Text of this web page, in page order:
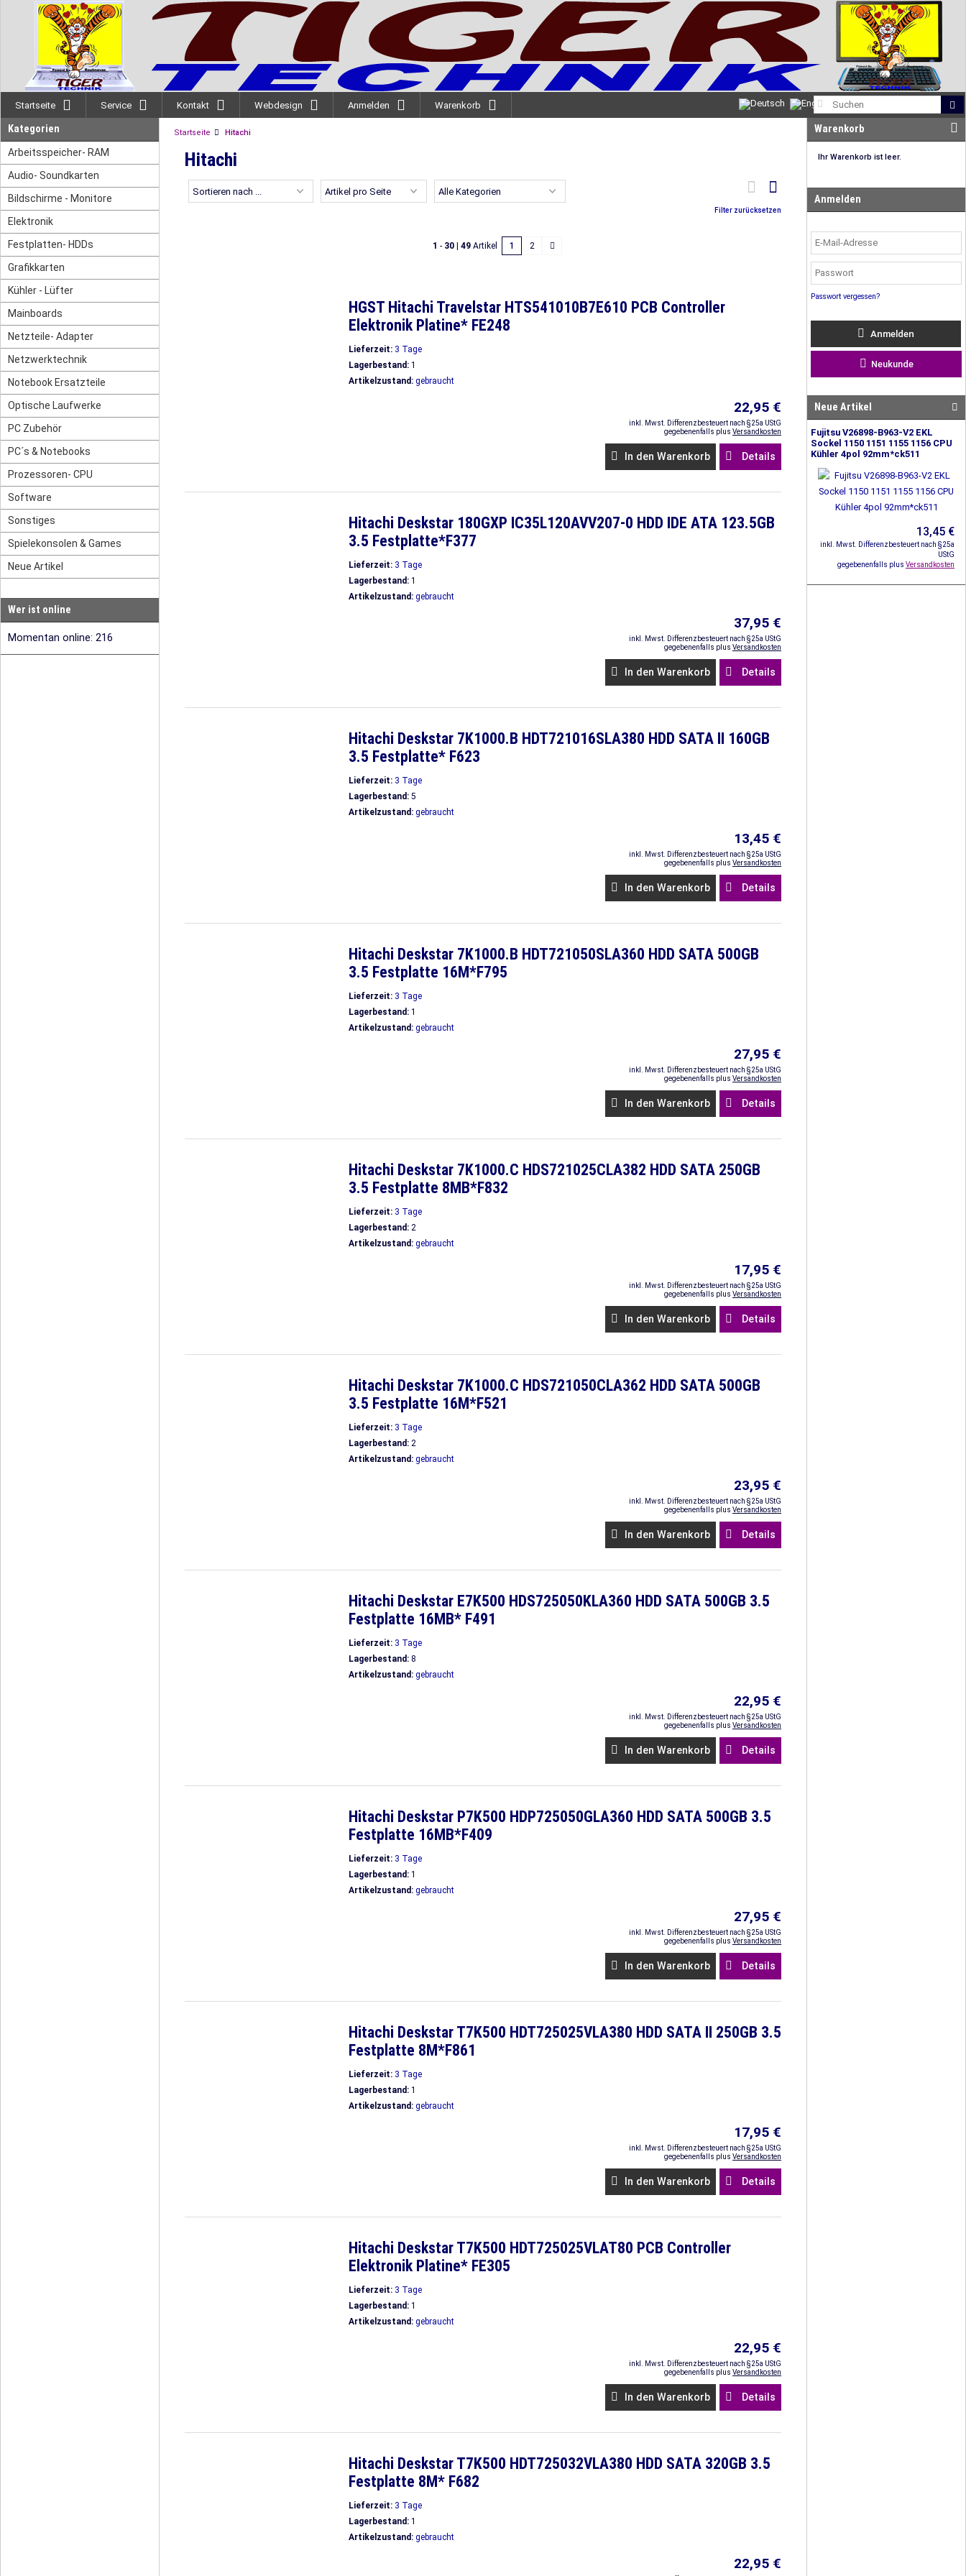
Startseite Service Kontakt Webdesign Anmelden Warenkorb
Kategorien
Arbeitsspeicher- RAM
Audio- Soundkarten
Bildschirme - Monitore
Elektronik
Festplatten- HDDs
Grafikkarten
Kühler - Lüfter
Mainboards
Netzteile- Adapter
Netzwerktechnik
Notebook Ersatzteile
Optische Laufwerke
PC Zubehör
PC´s & Notebooks
Prozessoren- CPU
Software
Sonstiges
Spielekonsolen & Games
Neue Artikel
Wer ist online
Momentan online: 216
Startseite Hitachi
Hitachi
Filter zurücksetzen
1 - 30 49 Artikel 1 2
HGST Hitachi Travelstar HTS541010B7E610 PCB Controller
Elektronik Platine* FE248
Lieferzeit: 3 Tage
Lagerbestand: 1
Artikelzustand: gebraucht
22,95 €
inkl. Mwst. Differenzbesteuert nach §25a UStG
gegebenenfalls plus Versandkosten
In den Warenkorb Details
Hitachi Deskstar 180GXP IC35L120AVV207-0 HDD IDE ATA 123.5GB
3.5 Festplatte*F377
Lieferzeit: 3 Tage
Lagerbestand: 1
Artikelzustand: gebraucht
37,95 €
inkl. Mwst. Differenzbesteuert nach §25a UStG
gegebenenfalls plus Versandkosten
In den Warenkorb Details
Hitachi Deskstar 7K1000.B HDT721016SLA380 HDD SATA II 160GB
3.5 Festplatte* F623
Lieferzeit: 3 Tage
Lagerbestand: 5
Artikelzustand: gebraucht
13,45 €
inkl. Mwst. Differenzbesteuert nach §25a UStG
gegebenenfalls plus Versandkosten
In den Warenkorb Details
Hitachi Deskstar 7K1000.B HDT721050SLA360 HDD SATA 500GB
3.5 Festplatte 16M*F795
Lieferzeit: 3 Tage
Lagerbestand: 1
Artikelzustand: gebraucht
27,95 €
inkl. Mwst. Differenzbesteuert nach §25a UStG
gegebenenfalls plus Versandkosten
In den Warenkorb Details
Hitachi Deskstar 7K1000.C HDS721025CLA382 HDD SATA 250GB
3.5 Festplatte 8MB*F832
Lieferzeit: 3 Tage
Lagerbestand: 2
Artikelzustand: gebraucht
17,95 €
inkl. Mwst. Differenzbesteuert nach §25a UStG
gegebenenfalls plus Versandkosten
In den Warenkorb Details
Hitachi Deskstar 7K1000.C HDS721050CLA362 HDD SATA 500GB
3.5 Festplatte 16M*F521
Lieferzeit: 3 Tage
Lagerbestand: 2
Artikelzustand: gebraucht
23,95 €
inkl. Mwst. Differenzbesteuert nach §25a UStG
gegebenenfalls plus Versandkosten
In den Warenkorb Details
Hitachi Deskstar E7K500 HDS725050KLA360 HDD SATA 500GB 3.5
Festplatte 16MB* F491
Lieferzeit: 3 Tage
Lagerbestand: 8
Artikelzustand: gebraucht
22,95 €
inkl. Mwst. Differenzbesteuert nach §25a UStG
gegebenenfalls plus Versandkosten
In den Warenkorb Details
Hitachi Deskstar P7K500 HDP725050GLA360 HDD SATA 500GB 3.5
Festplatte 16MB*F409
Lieferzeit: 3 Tage
Lagerbestand: 1
Artikelzustand: gebraucht
27,95 €
inkl. Mwst. Differenzbesteuert nach §25a UStG
gegebenenfalls plus Versandkosten
In den Warenkorb Details
Hitachi Deskstar T7K500 HDT725025VLA380 HDD SATA II 250GB 3.5
Festplatte 8M*F861
Lieferzeit: 3 Tage
Lagerbestand: 1
Artikelzustand: gebraucht
17,95 €
inkl. Mwst. Differenzbesteuert nach §25a UStG
gegebenenfalls plus Versandkosten
In den Warenkorb Details
Hitachi Deskstar T7K500 HDT725025VLAT80 PCB Controller
Elektronik Platine* FE305
Lieferzeit: 3 Tage
Lagerbestand: 1
Artikelzustand: gebraucht
22,95 €
inkl. Mwst. Differenzbesteuert nach §25a UStG
gegebenenfalls plus Versandkosten
In den Warenkorb Details
Hitachi Deskstar T7K500 HDT725032VLA380 HDD SATA 320GB 3.5
Festplatte 8M* F682
Lieferzeit: 3 Tage
Lagerbestand: 1
Artikelzustand: gebraucht
22,95 €
Warenkorb
Ihr Warenkorb ist leer.
Anmelden
Passwort vergessen?
Anmelden
Neukunde
Neue Artikel
Fujitsu V26898-B963-V2 EKL
Sockel 1150 1151 1155 1156 CPU
Kühler 4pol 92mm*ck511
13,45 €
inkl. Mwst. Differenzbesteuert nach §25a
UStG
gegebenenfalls plus Versandkosten